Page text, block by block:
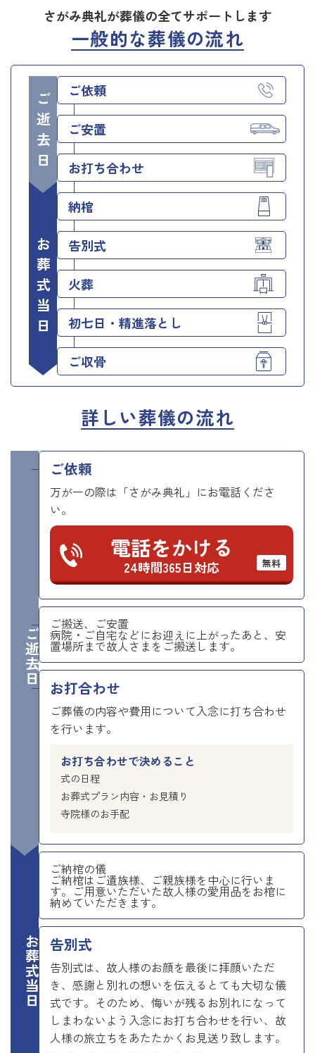
さがみ典礼が葬儀の全てサポートします
一般的な葬儀の流れ
ご逝去日 ご依頼
ご安置
お打ち合わせ
お葬式当日
納棺
告別式
火葬
初七日・精進落とし
ご収骨
詳しい葬儀の流れ
ご逝去日
ご依頼
万が一の際は「さがみ典礼」にお電話くださ
い。
電話をかける
24時間365日対応 無料
ご搬送、ご安置
病院・ご自宅などにお迎えに上がったあと、安
置場所まで故人さまをご搬送します。
お打合わせ
ご葬儀の内容や費用について入念に打ち合わせ
を行います。
お打ち合わせで決めること
式の日程
お葬式プラン内容・お見積り
寺院様のお手配
お葬式当日
ご納棺の儀
ご納棺はご遺族様、ご親族様を中心に行いま
す。ご用意いただいた故人様の愛用品をお棺に
納めていただきます。
告別式
告別式は、故人様のお顔を最後に拝顔いただ
き、感謝と別れの想いを伝えるとても大切な儀
式です。そのため、悔いが残るお別れになって
しまわないよう入念にお打ち合わせを行い、故
人様の旅立ちをあたたかくお見送り致します。